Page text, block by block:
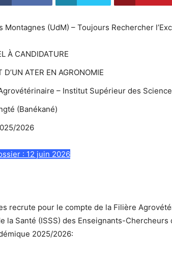
Montagnes (UdM) – Toujours Rechercher
À CANDIDATURE
D’UN ATER EN AGRONOMIE
– Institut Supérieur des
(Banékané)
2026
: 12 juin 2026
recrute pour le compte de la Filière
la Santé (ISSS) des Enseignants-Chercheurs
2025/2026: